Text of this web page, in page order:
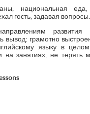
национальная
гость, задавая вопросы.
развития
вывод: грамотно
языку в
на занятиях, не терять